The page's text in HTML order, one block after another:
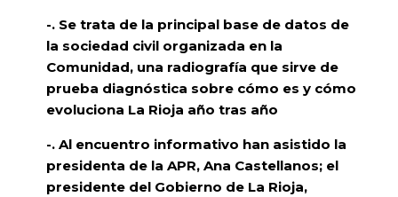
-. Se trata de la principal base de datos de
la sociedad civil organizada en la
Comunidad, una radiografía que sirve de
prueba diagnóstica sobre cómo es y cómo
evoluciona La Rioja año tras año
-. Al encuentro informativo han asistido la
presidenta de la APR, Ana Castellanos; el
presidente del Gobierno de La Rioja,